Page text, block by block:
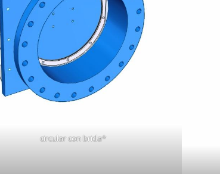
circular con brida*